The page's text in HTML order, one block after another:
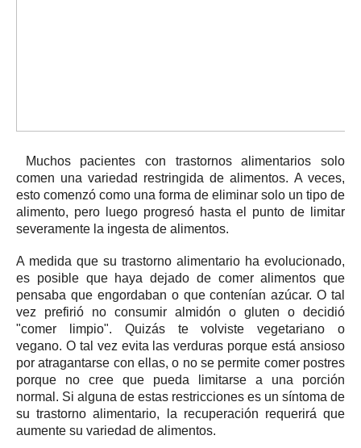
Muchos pacientes con trastornos alimentarios solo
comen una variedad restringida de alimentos. A veces,
esto comenzó como una forma de eliminar solo un tipo de
alimento, pero luego progresó hasta el punto de limitar
severamente la ingesta de alimentos.
A medida que su trastorno alimentario ha evolucionado,
es posible que haya dejado de comer alimentos que
pensaba que engordaban o que contenían azúcar.O tal
vez prefirió no consumir almidón o gluten o decidió
"comer limpio". Quizás te volviste vegetariano o
vegano. O tal vez evita las verduras porque está ansioso
por atragantarse con ellas, o no se permite comer postres
porque no cree que pueda limitarse a una porción
normal. Si alguna de estas restricciones es un síntoma de
su trastorno alimentario, la recuperación requerirá que
aumente su variedad de alimentos.